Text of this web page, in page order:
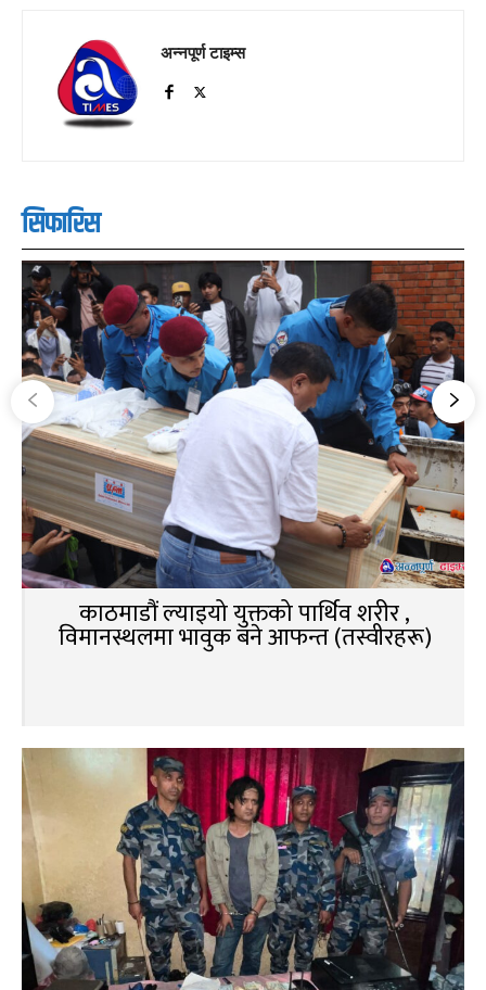
अन्नपूर्ण टाइम्स
सिफारिस
काठमाडौं ल्याइयो युक्तको पार्थिव शरीर ,
विमानस्थलमा भावुक बने आफन्त (तस्वीरहरू)